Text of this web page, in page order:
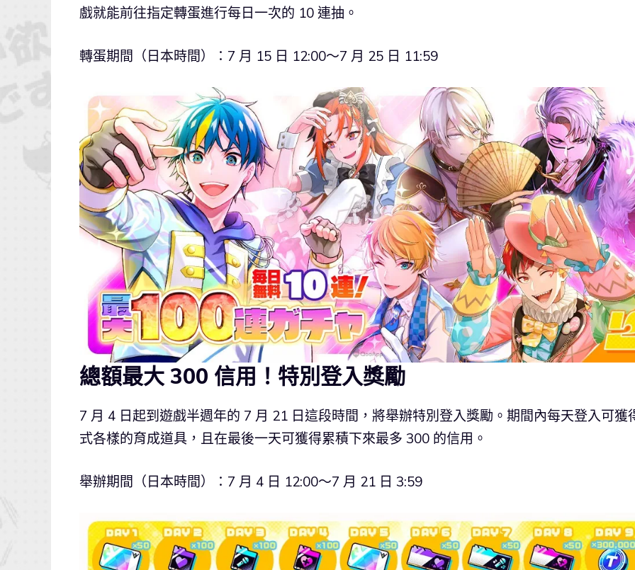
戲就能前往指定轉蛋進行每日一次的 10 連抽。
轉蛋期間（日本時間）：7 月 15 日 12:00～7 月 25 日 11:59
總額最大 300 信用！特別登入獎勵
7 月 4 日起到遊戲半週年的 7 月 21 日這段時間，將舉辦特別登入獎勵。期間內每天登入可獲
式各樣的育成道具，且在最後一天可獲得累積下來最多 300 的信用。
舉辦期間（日本時間）：7 月 4 日 12:00～7 月 21 日 3:59